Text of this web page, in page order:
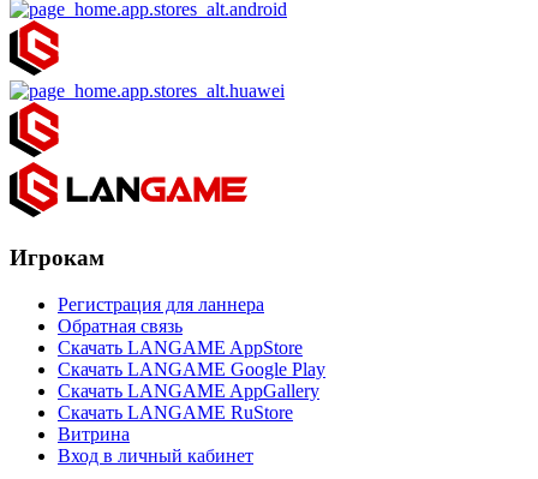
Игрокам
Регистрация для ланнера
Обратная связь
Скачать LANGAME AppStore
Скачать LANGAME Google Play
Скачать LANGAME AppGallery
Скачать LANGAME RuStore
Витрина
Вход в личный кабинет